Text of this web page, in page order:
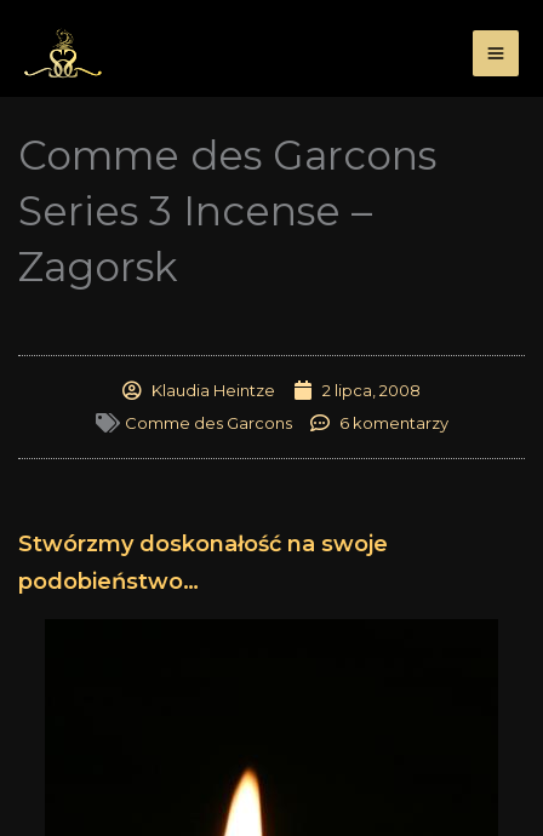
treści
Comme des Garcons
Series 3 Incense –
Zagorsk
Klaudia Heintze
2 lipca, 2008
Comme des Garcons
6 komentarzy
Stwórzmy doskonałość na swoje
podobieństwo…